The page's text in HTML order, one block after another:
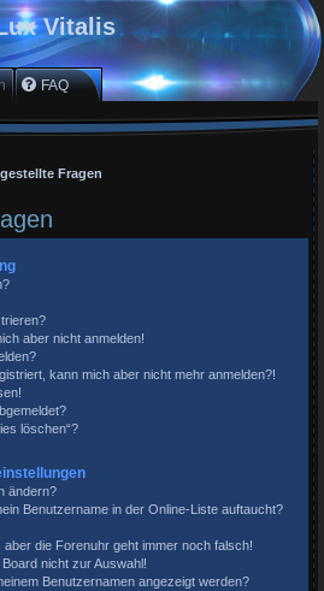
Vitalis
FAQ
Fragen
aber nicht anmelden!
kann mich aber nicht mehr anmelden?!
löschen“?
ändern?
Benutzername in der Online-Liste auftaucht?
die Forenuhr geht immer noch falsch!
nicht zur Auswahl!
Benutzernamen angezeigt werden?